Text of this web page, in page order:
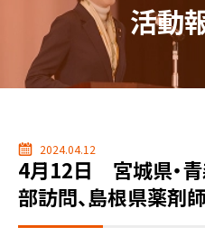
活動
2024.04.12
4月12日 宮城県・
部訪問、島根県薬剤